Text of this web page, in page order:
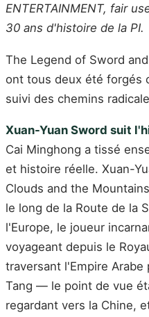
ENTERTAINMENT, fair
30 ans d'histoire de la PI.
The Legend of Sword
ont tous deux été forgés
suivi des chemins
Xuan-Yuan Sword suit
Cai Minghong a tissé
et histoire réelle. Xuan-
Clouds and the
le long de la Route de la
l'Europe, le joueur
voyageant depuis le
traversant l'Empire
Tang — le point de vue
regardant vers la Chine,